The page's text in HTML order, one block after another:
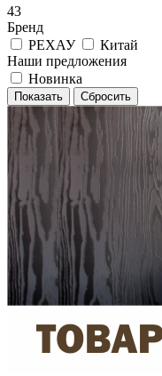
43
Бренд
РЕХАУ
Китай
Наши предложения
Новинка
Сбросить